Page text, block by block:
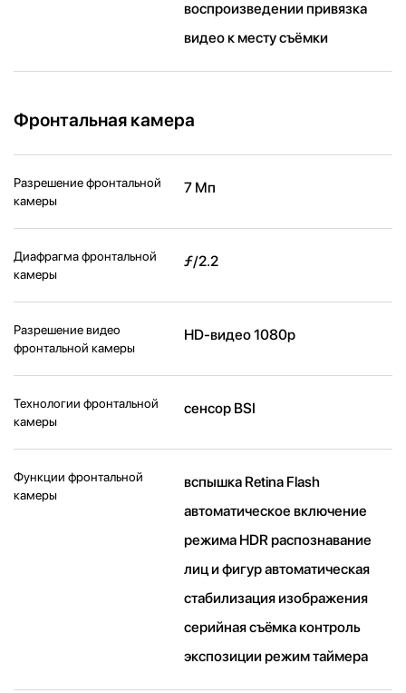
воспроизведении привязка
видео к месту съёмки
Фронтальная камера
Разрешение фронтальной
камеры
7 Мп
Диафрагма фронтальной
камеры
ƒ/2.2
Разрешение видео
фронтальной камеры
HD-видео 1080p
Технологии фронтальной
камеры
сенсор BSI
Функции фронтальной
камеры
вспышка Retina Flash
автоматическое включение
режима HDR распознавание
лиц и фигур автоматическая
стабилизация изображения
серийная съëмка контроль
экспозиции режим таймера